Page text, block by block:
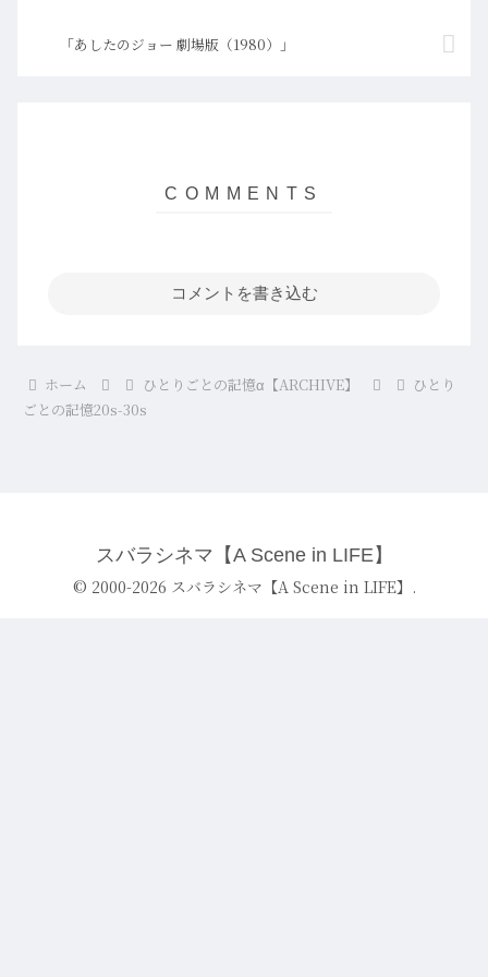
「あしたのジョー 劇場版（1980）」
コメントを書き込む
ホーム ひとりごとの記憶α【ARCHIVE】
ひとり
ごとの記憶20s-30s
スバラシネマ【A Scene in LIFE】
© 2000-2026 スバラシネマ【A Scene in LIFE】.